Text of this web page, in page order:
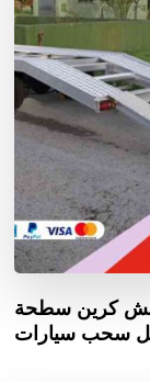
/ 55773600‬ / ونش كرين سطحة
سحب سيارات